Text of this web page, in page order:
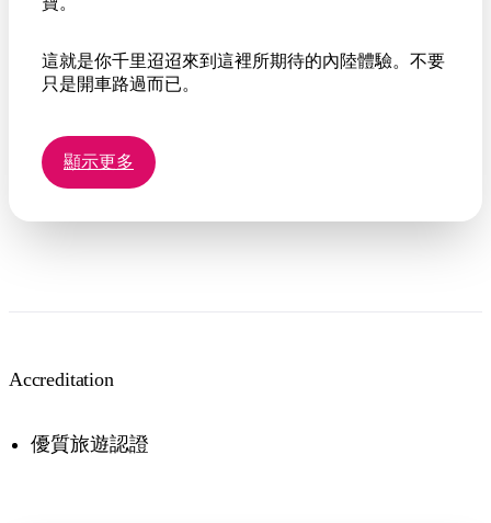
這就是你千里迢迢來到這裡所期待的內陸體驗。不要
只是開車路過而已。
顯示更多
Accreditation
優質旅遊認證